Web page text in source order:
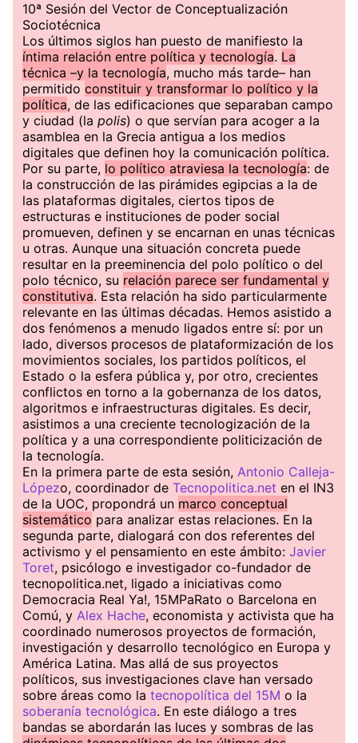
10ª Sesión del Vector de Conceptualización
Sociotécnica
Los últimos siglos han puesto de manifiesto la
íntima relación entre política y tecnología. La
técnica –y la tecnología, mucho más tarde– han
permitido constituir y transformar lo político y la
política, de las edificaciones que separaban campo
y ciudad (la polis) o que servían para acoger a la
asamblea en la Grecia antigua a los medios
digitales que definen hoy la comunicación política.
Por su parte, lo político atraviesa la tecnología: de
la construcción de las pirámides egipcias a la de
las plataformas digitales, ciertos tipos de
estructuras e instituciones de poder social
promueven, definen y se encarnan en unas técnicas
u otras. Aunque una situación concreta puede
resultar en la preeminencia del polo político o del
polo técnico, su relación parece ser fundamental y
constitutiva. Esta relación ha sido particularmente
relevante en las últimas décadas. Hemos asistido a
dos fenómenos a menudo ligados entre sí: por un
lado, diversos procesos de plataformización de los
movimientos sociales, los partidos políticos, el
Estado o la esfera pública y, por otro, crecientes
conflictos en torno a la gobernanza de los datos,
algoritmos e infraestructuras digitales. Es decir,
asistimos a una creciente tecnologización de la
política y a una correspondiente politicización de
la tecnología.
En la primera parte de esta sesión, Antonio Calleja-
Lópezo, coordinador de Tecnopolitica.net en el IN3
de la UOC, propondrá un marco conceptual
sistemático para analizar estas relaciones. En la
segunda parte, dialogará con dos referentes del
activismo y el pensamiento en este ámbito: Javier
Toret, psicólogo e investigador co-fundador de
tecnopolitica.net, ligado a iniciativas como
Democracia Real Ya!, 15MPaRato o Barcelona en
Comú, y Alex Hache, economista y activista que ha
coordinado numerosos proyectos de formación,
investigación y desarrollo tecnológico en Europa y
América Latina. Mas allá de sus proyectos
políticos, sus investigaciones clave han versado
sobre áreas como la tecnopolítica del 15M o la
soberanía tecnológica. En este diálogo a tres
bandas se abordarán las luces y sombras de las